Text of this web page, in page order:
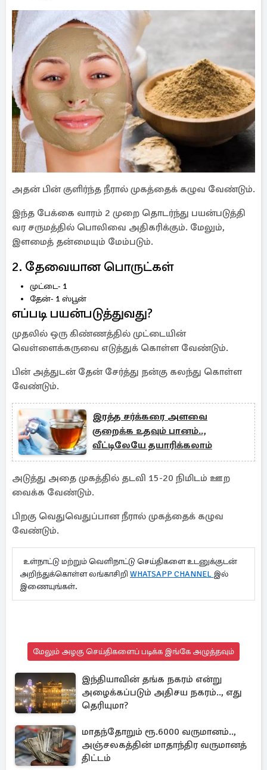
அதன் பின் குளிர்ந்த நீரால் முகத்தைக் கழுவ வேண்டும்.
இந்த பேக்கை வாரம் 2 முறை தொடர்ந்து பயன்படுத்தி
வர சருமத்தில் பொலிவை அதிகரிக்கும். மேலும்,
இளமைத் தன்மையும் மேம்படும்.
2. தேவையான பொருட்கள்
முட்டை- 1
தேன்- 1 ஸ்பூன்
எப்படி பயன்படுத்துவது?
முதலில் ஒரு கிண்ணத்தில் முட்டையின்
வெள்ளைக்கருவை எடுத்துக் கொள்ள வேண்டும்.
பின் அத்துடன் தேன் சேர்த்து நன்கு கலந்து கொள்ள
வேண்டும்.
இரத்த சர்க்கரை அளவை
குறைக்க உதவும் பானம்..,
வீட்டிலேயே தயாரிக்கலாம்
அடுத்து அதை முகத்தில் தடவி 15-20 நிமிடம் ஊற
வைக்க வேண்டும்.
பிறகு வெதுவெதுப்பான நீரால் முகத்தைக் கழுவ
வேண்டும்.
உள்நாட்டு மற்றும் வெளிநாட்டு செய்திகளை உடனுக்குடன்
அறிந்துக்கொள்ள லங்காசிறி WHATSAPP CHANNEL இல்
இணையுங்கள்.
மேலும் அழகு செய்திகளைப் படிக்க இங்கே அழுத்தவும்
இந்தியாவின் தங்க நகரம் என்று
அழைக்கப்படும் அதிசய நகரம்.., எது
தெரியுமா?
மாதந்தோறும் ரூ.6000 வருமானம்..,
அஞ்சலகத்தின் மாதாந்திர வருமானத்
திட்டம்